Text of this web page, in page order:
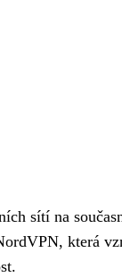
sítí na
která